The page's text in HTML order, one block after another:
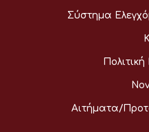
Σύστημα
Αιτήματα/